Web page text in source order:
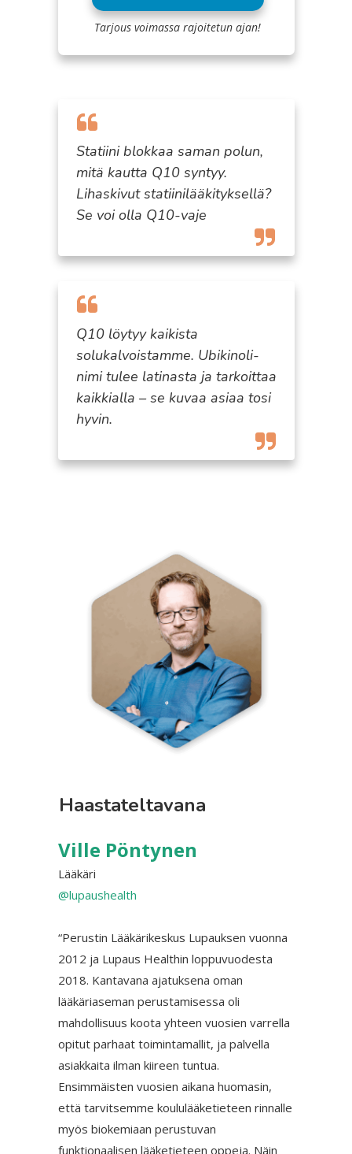
Tarjous voimassa rajoitetun ajan!
Statiini blokkaa saman polun,
mitä kautta Q10 syntyy.
Lihaskivut statiinilääkityksellä?
Se voi olla Q10-vaje
Q10 löytyy kaikista
solukalvoistamme. Ubikinoli-
nimi tulee latinasta ja tarkoittaa
kaikkialla – se kuvaa asiaa tosi
hyvin.
Haastateltavana
Ville Pöntynen
Lääkäri
@lupaushealth
“Perustin Lääkärikeskus Lupauksen vuonna
2012 ja Lupaus Healthin loppuvuodesta
2018. Kantavana ajatuksena oman
lääkäriaseman perustamisessa oli
mahdollisuus koota yhteen vuosien varrella
opitut parhaat toimintamallit, ja palvella
asiakkaita ilman kiireen tuntua.
Ensimmäisten vuosien aikana huomasin,
että tarvitsemme koululääketieteen rinnalle
myös biokemiaan perustuvan
funktionaalisen lääketieteen oppeja. Näin